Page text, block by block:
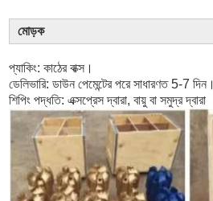
মোড়ক
প্যাকিং: কাঠের বাক্স।
ডেলিভারি: ডাউন পেমেন্টের পরে সাধারণত 5-7 দিন।
শিপিং পদ্ধতি: এক্সপ্রেস দ্বারা, বায়ু বা সমুদ্র দ্বারা